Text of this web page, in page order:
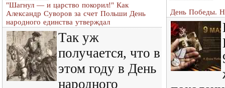
"Шагнул — и царство покорил!" Как
Александр Суворов за счет Польши День
народного единства утверждал
Так уж
получается, что в
этом году в День
народного
День Победы.